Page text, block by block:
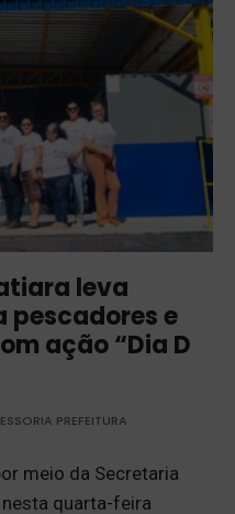
leva
pescadores e
ação “Dia D
PREFEITURA
meio da Secretaria
quarta-feira